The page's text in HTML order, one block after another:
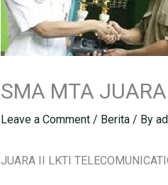
SMA MTA
Leave a Comment / Berita/ By
JUARA II LKTI